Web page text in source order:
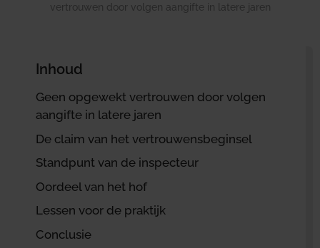
vertrouwen door volgen aangifte in latere jaren
Inhoud
Geen opgewekt vertrouwen door volgen
aangifte in latere jaren
De claim van het vertrouwensbeginsel
Standpunt van de inspecteur
Oordeel van het hof
Lessen voor de praktijk
Conclusie